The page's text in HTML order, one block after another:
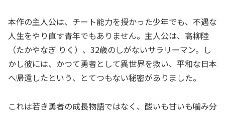
本作の主人公は、チート能力を授かった少年でも、不遇な
人生をやり直す青年でもありません。主人公は、高柳陸
（たかやなぎ りく）、32歳のしがないサラリーマン。し
かし彼には、かつて勇者として異世界を救い、平和な日本
へ帰還したという、とてつもない秘密がありました。
これは若き勇者の成長物語ではなく、酸いも甘いも噛み分